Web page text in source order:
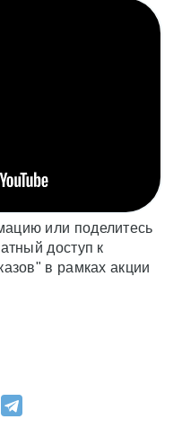
или поделитесь
доступ к
в рамках акции